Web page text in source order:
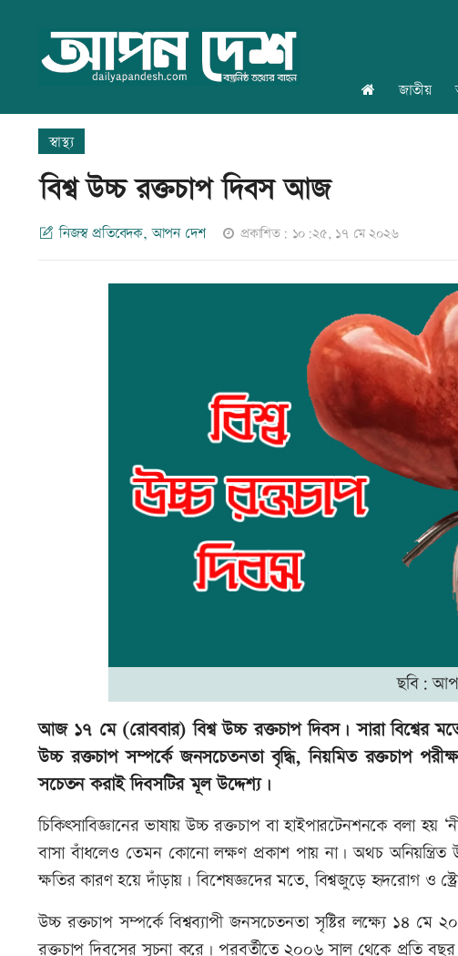
জাতীয়
স্বাস্থ্য
বিশ্ব উচ্চ রক্তচাপ দিবস আজ
নিজস্ব প্রতিবেদক, আপন দেশ প্রকাশিত: ১০:২৫, ১৭ মে ২০২৬
ছবি:
আজ ১৭ মে (রোববার) বিশ্ব উচ্চ রক্তচাপ দিবস। সারা বিশ্বের
উচ্চ রক্তচাপ সম্পর্কে জনসচেতনতা বৃদ্ধি, নিয়মিত রক্তচাপ
সচেতন করাই দিবসটির মূল উদ্দেশ্য।
চিকিৎসাবিজ্ঞানের ভাষায় উচ্চ রক্তচাপ বা হাইপারটেনশনকে বলা
বাসা বাঁধলেও তেমন কোনো লক্ষণ প্রকাশ পায় না। অথচ অনিয়ন্ত্রিত
ক্ষতির কারণ হয়ে দাঁড়ায়। বিশেষজ্ঞদের মতে, বিশ্বজুড়ে হৃদরোগ ও
উচ্চ রক্তচাপ সম্পর্কে বিশ্বব্যাপী জনসচেতনতা সৃষ্টির লক্ষ্যে ১৪ মে
রক্তচাপ দিবসের সূচনা করে। পরবর্তীতে ২০০৬ সাল থেকে প্রতি বছর